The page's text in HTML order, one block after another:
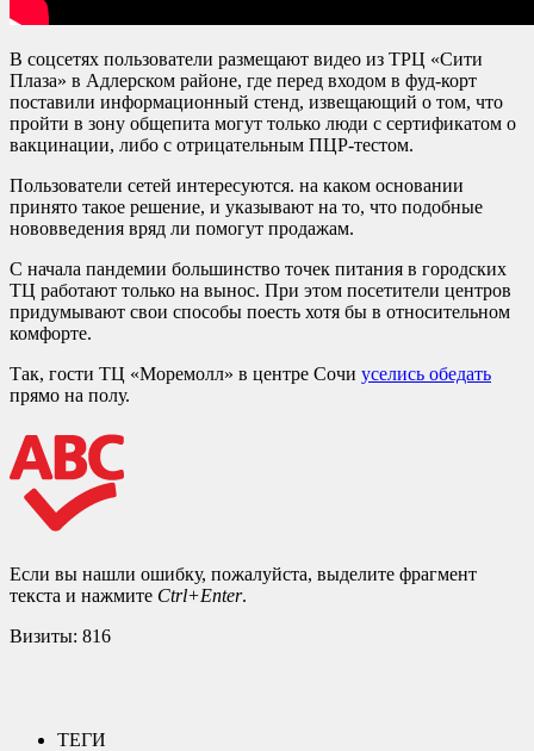
В соцсетях пользователи размещают видео из ТРЦ «Сити
Плаза» в Адлерском районе, где перед входом в фуд-корт
поставили информационный стенд, извещающий о том, что
пройти в зону общепита могут только люди с сертификатом о
вакцинации, либо с отрицательным ПЦР-тестом.
Пользователи сетей интересуются. на каком основании
принято такое решение, и указывают на то, что подобные
нововведения вряд ли помогут продажам.
С начала пандемии большинство точек питания в городских
ТЦ работают только на вынос. При этом посетители центров
придумывают свои способы поесть хотя бы в относительном
комфорте.
Так, гости ТЦ «Моремолл» в центре Сочи уселись обедать
прямо на полу.
Если вы нашли ошибку, пожалуйста, выделите фрагмент
текста и нажмите Ctrl+Enter.
Визиты: 816
ТЕГИ